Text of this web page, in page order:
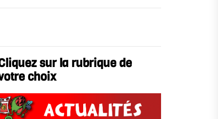
sur la rubrique de
choix